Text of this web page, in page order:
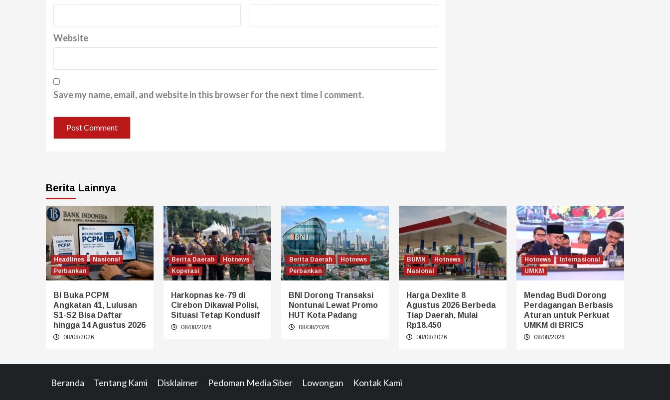
Website
Save my name, email, and website in this browser for the next time I comment.
Berita Lainnya
Headlines
Nasional
Perbankan
BI Buka PCPM
Angkatan 41, Lulusan
S1-S2 Bisa Daftar
hingga 14 Agustus 2026
08/08/2026
Berita Daerah
Hotnews
Koperasi
Harkopnas ke-79 di
Cirebon Dikawal Polisi,
Situasi Tetap Kondusif
08/08/2026
Berita Daerah
Hotnews
Perbankan
BNI Dorong Transaksi
Nontunai Lewat Promo
HUT Kota Padang
08/08/2026
BUMN
Hotnews
Nasional
Harga Dexlite 8
Agustus 2026 Berbeda
Tiap Daerah, Mulai
Rp18.450
08/08/2026
Hotnews
Internasional
UMKM
Mendag Budi Dorong
Perdagangan Berbasis
Aturan untuk Perkuat
UMKM di BRICS
08/08/2026
Beranda Tentang Kami Disklaimer Pedoman Media Siber Lowongan Kontak Kami